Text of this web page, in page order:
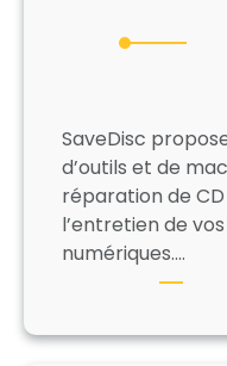
SaveDisc
d’outils et de
réparation de
l’entretien de
numériques.…